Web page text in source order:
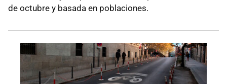
de octubre y basada en poblaciones.